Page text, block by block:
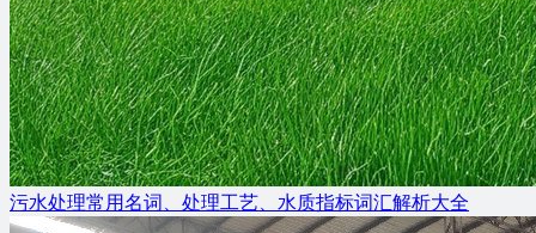
污水处理常用名词、处理工艺、水质指标词汇解析大全